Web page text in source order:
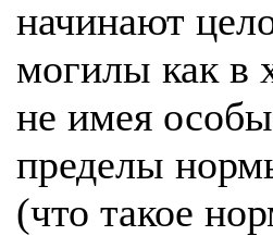
начинают
могилы как в
не имея
пределы
(что такое